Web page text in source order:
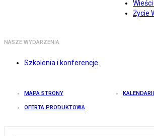
Życie
NASZE WYDARZENIA
Szkolenia i konferencje
MAPA STRONY
OFERTA PRODUKTOWA